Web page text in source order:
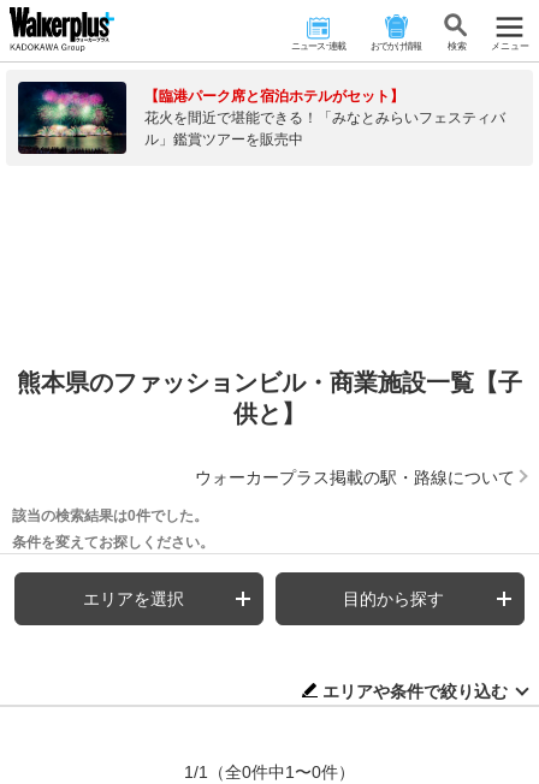
ニュース･連載 おでかけ情報 検 索 メニュー
【臨港パーク席と宿泊ホテルがセット】
花火を間近で堪能できる！「みなとみらいフェスティバ
ル」鑑賞ツアーを販売中
熊本県のファッションビル・商業施設一覧【子
供と】
ウォーカープラス掲載の駅・路線について
該当の検索結果は0件でした。
条件を変えてお探しください。
エリアを選択 目的から探す
エリアや条件で絞り込む
1/1 （全0件中1〜0件）